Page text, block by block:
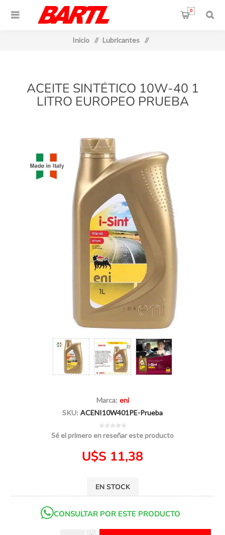
0
Inicio / Lubricantes /
ACEITE SINTÉTICO 10W-40 1
LITRO EUROPEO PRUEBA
Marca: eni
SKU: ACENI10W401PE-Prueba
Sé el primero en reseñar este producto
U$S 11,38
EN STOCK
CONSULTAR POR ESTE PRODUCTO